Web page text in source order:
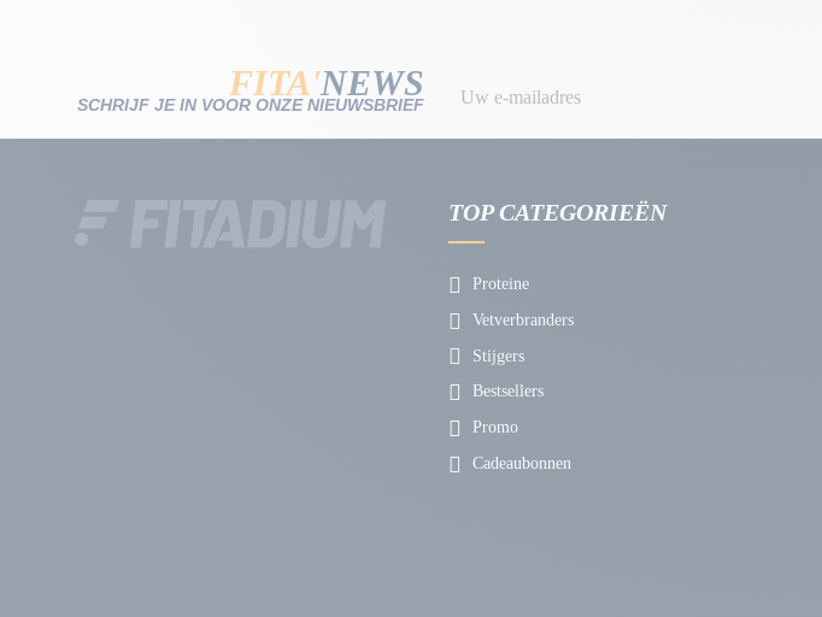
FITA'NEWS
SCHRIJF JE IN VOOR ONZE NIEUWSBRIEF
TOP CATEGORIEËN
Proteine
Vetverbranders
Stijgers
Bestsellers
Promo
Cadeaubonnen